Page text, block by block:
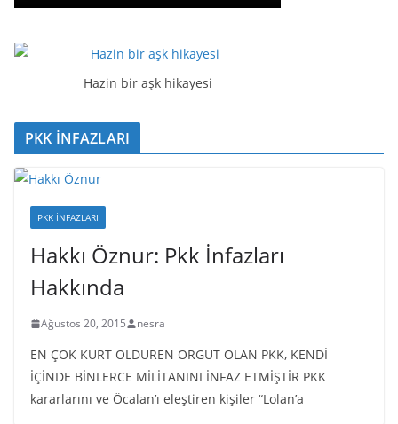
Hazin bir aşk hikayesi
PKK İNFAZLARI
PKK İNFAZLARI
Hakkı Öznur: Pkk İnfazları
Hakkında
Ağustos 20, 2015 nesra
EN ÇOK KÜRT ÖLDÜREN ÖRGÜT OLAN PKK, KENDİ
İÇİNDE BİNLERCE MİLİTANINI İNFAZ ETMİŞTİR PKK
kararlarını ve Öcalan’ı eleştiren kişiler “Lolan’a